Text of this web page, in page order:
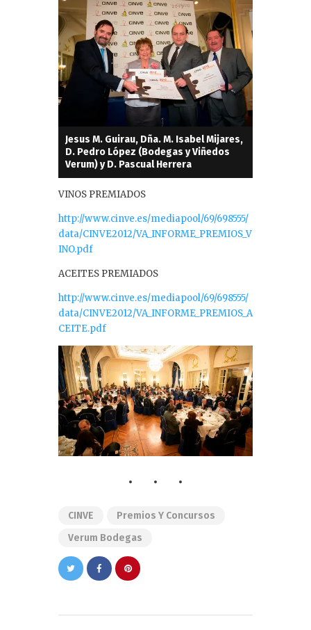
Jesus M. Guirau, Dña. M. Isabel Mijares,
D. Pedro López (Bodegas y Viñedos
Verum) y D. Pascual Herrera
VINOS PREMIADOS
http://www.cinve.es/mediapool/69/698555/
data/CINVE2012/VA_INFORME_PREMIOS_V
INO.pdf
ACEITES PREMIADOS
http://www.cinve.es/mediapool/69/698555/
data/CINVE2012/VA_INFORME_PREMIOS_A
CEITE.pdf
CINVE
Premios Y Concursos
Verum Bodegas